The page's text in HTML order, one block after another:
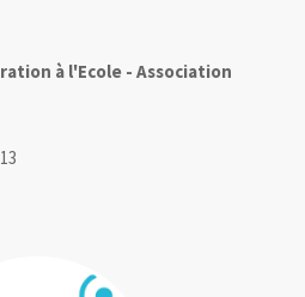
à l'Ecole - Association